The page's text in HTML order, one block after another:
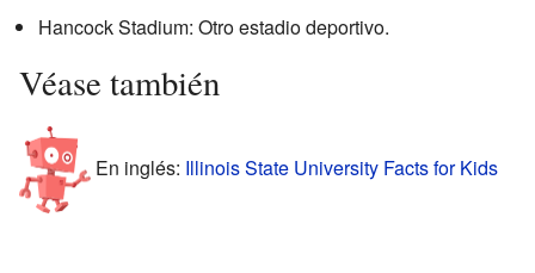
Hancock Stadium: Otro estadio deportivo.
Véase también
En inglés: Illinois State University Facts for Kids